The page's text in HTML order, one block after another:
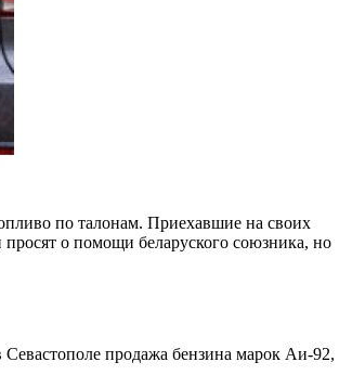
по талонам. Приехавшие на своих
о помощи беларуского союзника, но
продажа бензина марок Аи-92,